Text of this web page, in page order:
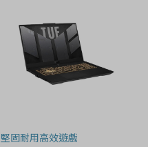
堅固耐用高效遊戲